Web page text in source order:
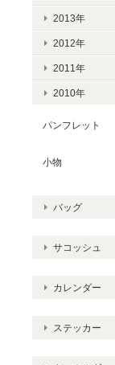
2013年
2012年
2011年
2010年
パンフレット
小物
バッグ
サコッシュ
カレンダー
ステッカー